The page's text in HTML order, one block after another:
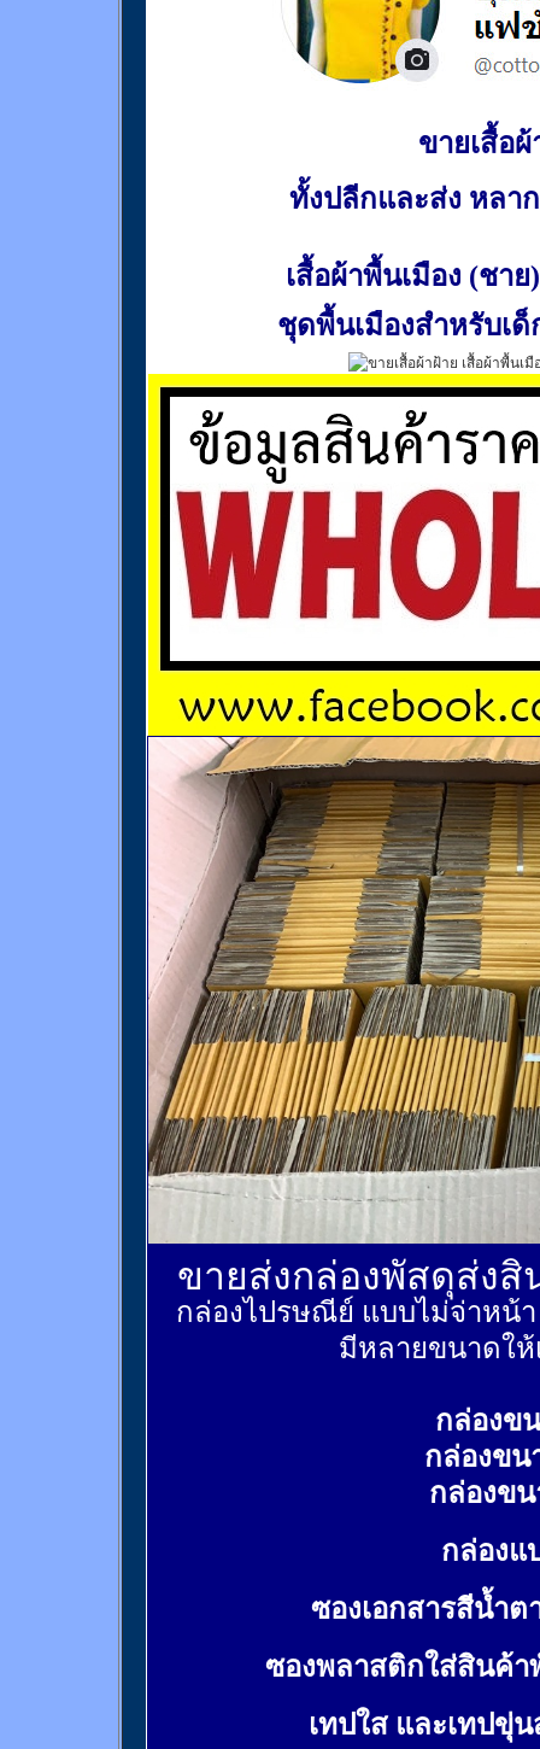
ขายเสื้อผ้
ทั้งปลีกและส่ง หลา
เสื้อผ้าพื้นเมือง (ชาย)
ชุดพื้นเมืองสำหรับเด็
ขายส่งกล่องพัสดุส่ง
กล่องไปรษณีย์ แบบไม่จ่าหน้
มีหลายขนาดให้
กล่องข
กล่องขน
กล่องข
กล่องแ
ซองเอกสารสีน้ำต
ซองพลาสติกใส่สินค้า
เทปใส และเทปขุ่